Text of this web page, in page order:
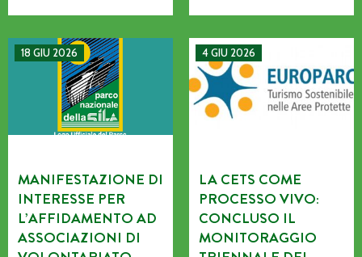
18 GIU 2026
MANIFESTAZIONE DI INTERESSE PER L’AFFIDAMENTO
MANIFESTAZIONE DI
INTERESSE PER
L’AFFIDAMENTO AD
ASSOCIAZIONI DI
4 GIU 2026
La CETS come processo
LA CETS COME
PROCESSO VIVO:
CONCLUSO IL
MONITORAGGIO